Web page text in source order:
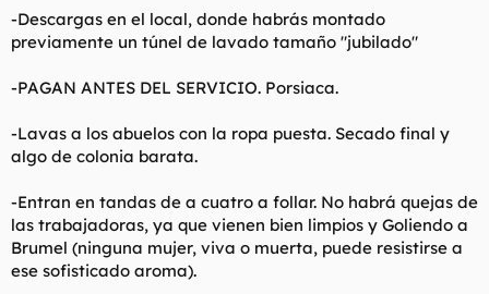
-Descargas en el local, donde habrás montado
previamente un túnel de lavado tamaño "jubilado"
-PAGAN ANTES DEL SERVICIO. Porsiaca.
-Lavas a los abuelos con la ropa puesta. Secado final y
algo de colonia barata.
-Entran en tandas de a cuatro a follar. No habrá quejas de
las trabajadoras, ya que vienen bien limpios y Goliendo a
Brumel (ninguna mujer, viva o muerta, puede resistirse a
ese sofisticado aroma).